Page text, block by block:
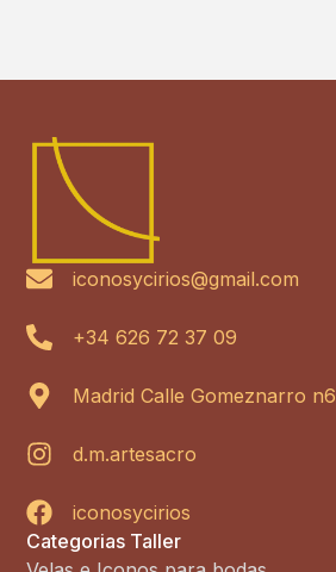
iconosycirios@gmail.com
+34 626 72 37 09
Madrid Calle Gomeznarro n6
d.m.artesacro
iconosycirios
Categorias Taller